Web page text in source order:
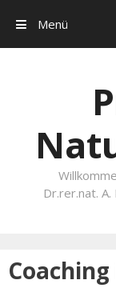
Menü
Dr.rer.nat.